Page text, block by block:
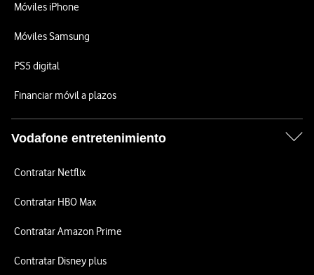
Móviles iPhone
Móviles Samsung
PS5 digital
Financiar móvil a plazos
Vodafone entretenimiento
Contratar Netflix
Contratar HBO Max
Contratar Amazon Prime
Contratar Disney plus